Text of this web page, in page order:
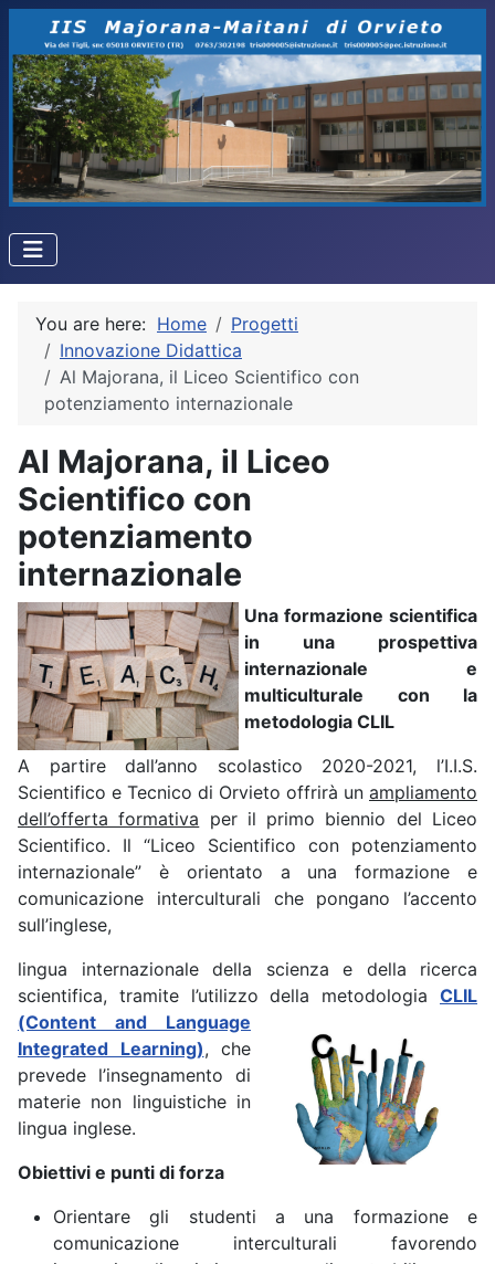
You are here: Home
Progetti
Innovazione Didattica
Al Majorana, il Liceo Scientifico con
potenziamento internazionale
Al Majorana, il Liceo
Scientifico con
potenziamento
internazionale
Una formazione scientifica
in una prospettiva
internazionale e
multiculturale con la
metodologia CLIL
A partire dall’anno scolastico 2020-2021, l’I.I.S.
Scientifico e Tecnico di Orvieto offrirà un ampliamento
dell’offerta formativa per il primo biennio del Liceo
Scientifico. Il “Liceo Scientifico con potenziamento
internazionale” è orientato a una formazione e
comunicazione interculturali che pongano l’accento
sull’inglese,
lingua internazionale della scienza e della ricerca
scientifica, tramite l’utilizzo della metodologia CLIL
(Content and Language
Integrated Learning), che
prevede l’insegnamento di
materie non linguistiche in
lingua inglese.
Obiettivi e punti di forza
Orientare gli studenti a una formazione e
comunicazione interculturali favorendo